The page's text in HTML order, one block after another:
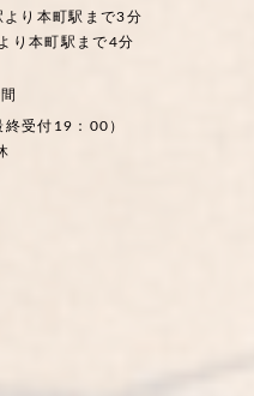
り本町駅まで3分
り本町駅まで4分
受付19：00）